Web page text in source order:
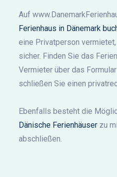
Auf
Ferienhaus in Dänemark
eine Privatperson
sicher. Finden Sie das
Vermieter über das
schließen Sie einen
Ebenfalls besteht die
Dänische Ferienhäuser zu
abschließen.